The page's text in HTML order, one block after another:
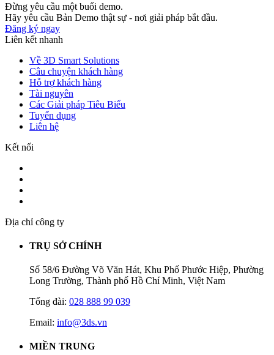
Đừng yêu cầu một buổi demo.
Hãy yêu cầu Bản Demo thật sự - nơi giải pháp bắt đầu.
Đăng ký ngay
Liên kết nhanh
Về 3D Smart Solutions
Câu chuyện khách hàng
Hỗ trợ khách hàng
Tài nguyên
Các Giải pháp Tiêu Biểu
Tuyển dụng
Liên hệ
Kết nối
Địa chỉ công ty
TRỤ SỞ CHÍNH
Số 58/6 Đường Võ Văn Hát, Khu Phố Phước Hiệp, Phường
Long Trường, Thành phố Hồ Chí Minh, Việt Nam
Tổng đài: 028 888 99 039
Email: info@3ds.vn
MIỀN TRUNG